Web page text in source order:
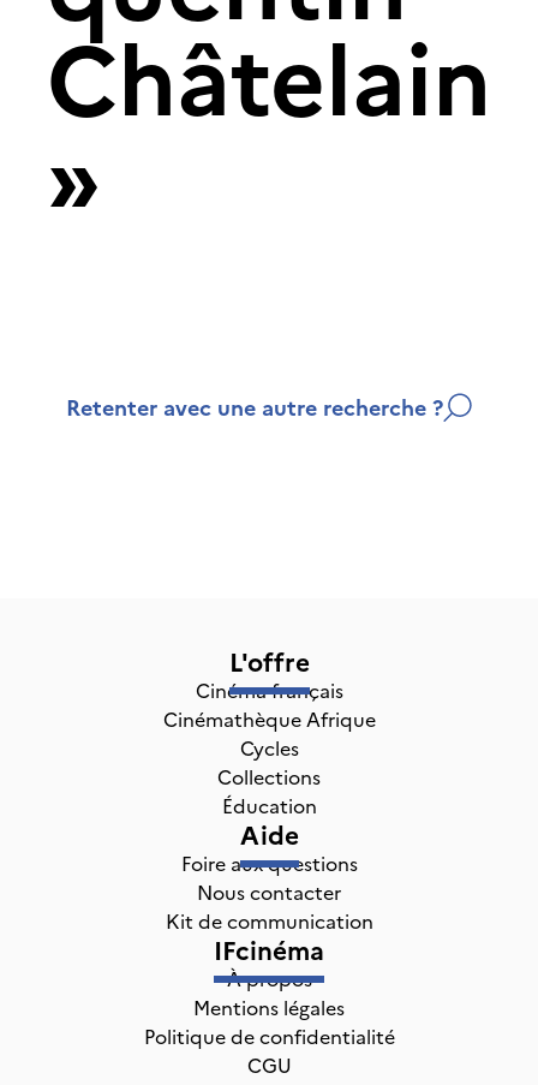
Châtelain
»
Retenter avec une autre recherche ?
L'offre
Cinéma français
Cinémathèque Afrique
Cycles
Collections
Éducation
Aide
Foire aux questions
Nous contacter
Kit de communication
IFcinéma
À propos
Mentions légales
Politique de confidentialité
CGU